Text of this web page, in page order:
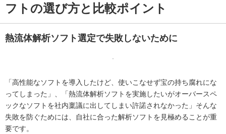
フトの選び方と比較ポイント
熱流体解析ソフト選定で失敗しないために
「高性能なソフトを導入したけど、使いこなせず宝の持ち腐れにな
ってしまった」、「熱流体解析ソフトを実施したいがオーバースペ
ックなソフトを社内稟議に出してしまい許諾されなかった」そんな
失敗を防ぐためには、自社に合った解析ソフトを見極めることが重
要です。